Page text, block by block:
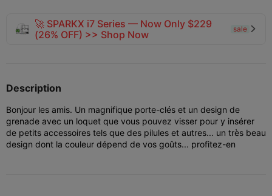
🚀 SPARKX i7 Series — Now Only $229
(26% OFF) >> Shop Now
sale 
Description
Bonjour les amis. Un magnifique porte-clés et un design de
grenade avec un loquet que vous pouvez visser pour y insérer
de petits accessoires tels que des pilules et autres... un très beau
design dont la couleur dépend de vos goûts... profitez-en